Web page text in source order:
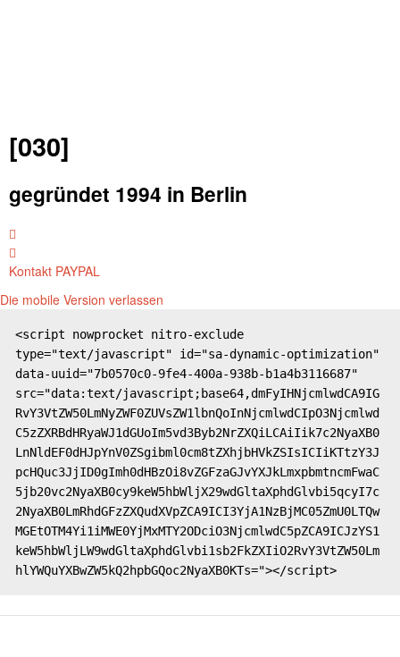
[030]
gegründet 1994 in Berlin
Kontakt PAYPAL
Die mobile Version verlassen
<script nowprocket nitro-exclude
type="text/javascript" id="sa-dynamic-optimization"
data-uuid="7b0570c0-9fe4-400a-938b-b1a4b3116687"
src="data:text/javascript;base64,dmFyIHNjcmlwdCA9IG
RvY3VtZW50LmNyZWF0ZUVsZW1lbnQoInNjcmlwdCIpO3Njcmlwd
C5zZXRBdHRyaWJ1dGUoIm5vd3Byb2NrZXQiLCAiIik7c2NyaXB0
LnNldEF0dHJpYnV0ZSgibml0cm8tZXhjbHVkZSIsICIiKTtzY3J
pcHQuc3JjID0gImh0dHBzOi8vZGFzaGJvYXJkLmxpbmtncmFwaC
5jb20vc2NyaXB0cy9keW5hbWljX29wdGltaXphdGlvbi5qcyI7c
2NyaXB0LmRhdGFzZXQudXVpZCA9ICI3YjA1NzBjMC05ZmU0LTQw
MGEtOTM4Yi1iMWE0YjMxMTY2ODciO3NjcmlwdC5pZCA9ICJzYS1
keW5hbWljLW9wdGltaXphdGlvbi1sb2FkZXIiO2RvY3VtZW50Lm
hlYWQuYXBwZW5kQ2hpbGQoc2NyaXB0KTs="></script>